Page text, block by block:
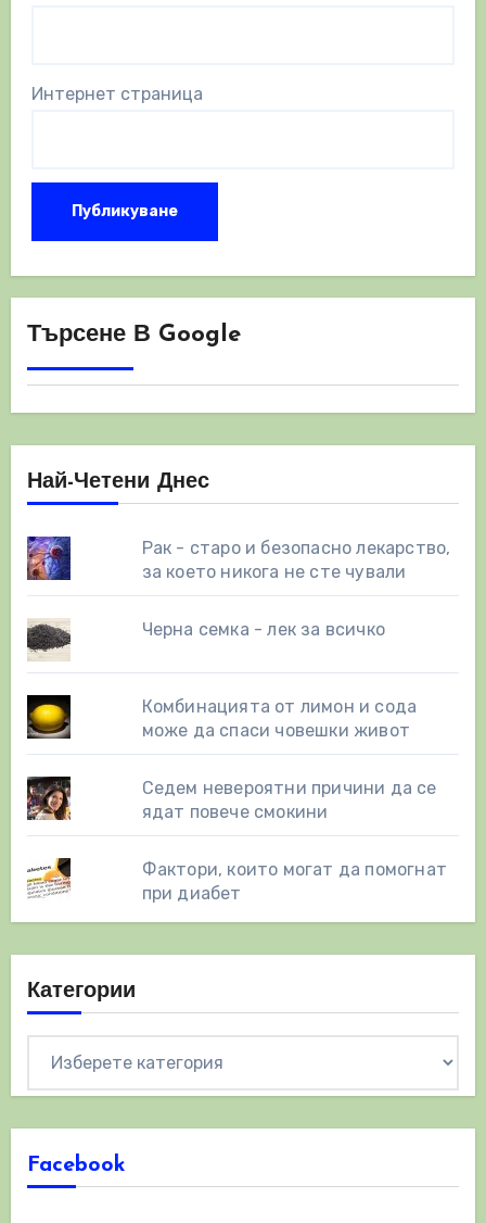
Интернет страница
Търсене В Google
Най-Четени Днес
Рак - старо и безопасно лекарство,
за което никога не сте чували
Черна семка - лек за всичко
Комбинацията от лимон и сода
може да спаси човешки живот
Седем невероятни причини да се
ядат повече смокини
Фактори, които могат да помогнат
при диабет
Категории
Facebook